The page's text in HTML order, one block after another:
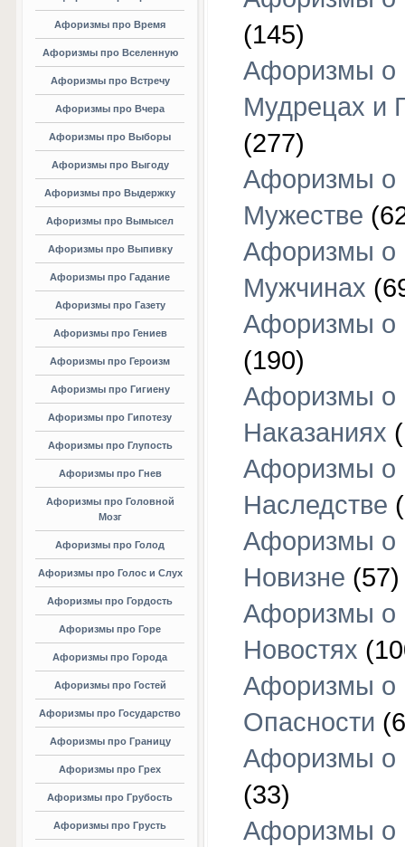
Афоризмы про Время
Афоризмы про Вселенную
Афоризмы про Встречу
Афоризмы про Вчера
Афоризмы про Выборы
Афоризмы про Выгоду
Афоризмы про Выдержку
Афоризмы про Вымысел
Афоризмы про Выпивку
Афоризмы про Гадание
Афоризмы про Газету
Афоризмы про Гениев
Афоризмы про Героизм
Афоризмы про Гигиену
Афоризмы про Гипотезу
Афоризмы про Глупость
Афоризмы про Гнев
Афоризмы про Головной
Мозг
Афоризмы про Голод
Афоризмы про Голос и Слух
Афоризмы про Гордость
Афоризмы про Горе
Афоризмы про Города
Афоризмы про Гостей
Афоризмы про Государство
Афоризмы про Границу
Афоризмы про Грех
Афоризмы про Грубость
Афоризмы про Грусть
(145)
Афоризмы о
Мудрецах и
(277)
Афоризмы о
Мужестве
Афоризмы о
Мужчинах
Афоризмы о
(190)
Афоризмы о
Наказаниях
Афоризмы о
Наследстве
Афоризмы о
Новизне (57)
Афоризмы о
Новостях
Афоризмы о
Опасности
Афоризмы о
(33)
Афоризмы